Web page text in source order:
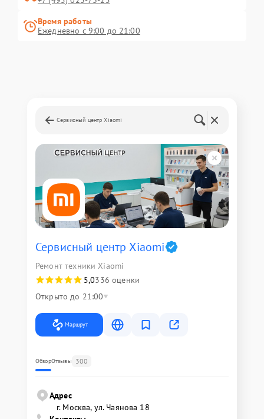
Время работы
Ежедневно с 9:00 до 21:00
Сервисный центр Xiaomi
Сервисный центр Xiaomi
Ремонт техники Xiaomi
5,0336 оценки
Открыто до 21:00
Маршрут
ОбзорОтзывы 300
Адрес
г. Москва, ул. Чаянова 18